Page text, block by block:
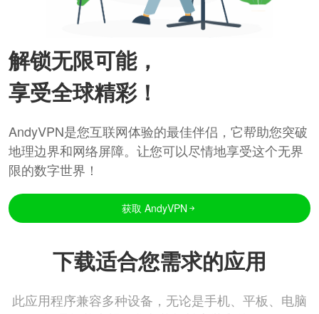
解锁无限可能，
享受全球精彩！
AndyVPN是您互联网体验的最佳伴侣，它帮助您突破
地理边界和网络屏障。让您可以尽情地享受这个无界
限的数字世界！
获取 AndyVPN
下载适合您需求的应用
此应用程序兼容多种设备，无论是手机、平板、电脑